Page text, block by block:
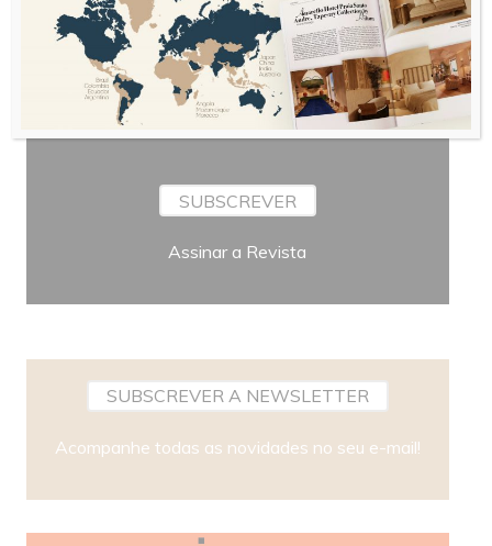
Periodicidade
SUBSCREVER
Assinar a Revista
SUBSCREVER A NEWSLETTER
Acompanhe todas as novidades no seu e-mail!